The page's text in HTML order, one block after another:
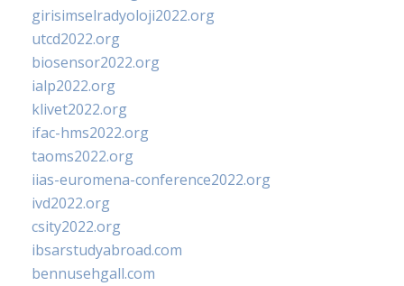
girisimselradyoloji2022.org
utcd2022.org
biosensor2022.org
ialp2022.org
klivet2022.org
ifac-hms2022.org
taoms2022.org
iias-euromena-conference2022.org
ivd2022.org
csity2022.org
ibsarstudyabroad.com
bennusehgall.com